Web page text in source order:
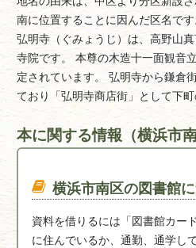
南に位置することに因んだ区名です
弘明寺（ぐみょうじ）は、高野山
寺院です。 本尊の木造十一面観音
定されています。 弘明寺から鎌倉
ており「弘明寺商店街」として下町
本に関する情報（横浜市南
横浜市南区の図書館
資料を借りるには「図書館カー
に住んでいるか、通勤、通学し